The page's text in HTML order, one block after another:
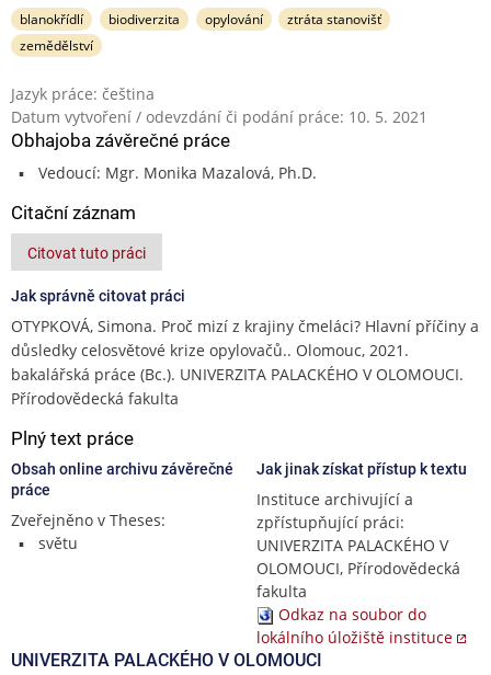
blanokřídlí biodiverzita opylování
ztráta stanovišť
zemědělství
Jazyk práce: čeština
Datum vytvoření / odevzdání či podání práce: 10. 5. 2021
Obhajoba závěrečné práce
Vedoucí: Mgr. Monika Mazalová, Ph.D.
Citační záznam
Citovat tuto práci
Jak správně citovat práci
OTYPKOVÁ, Simona. Proč mizí z krajiny čmeláci? Hlavní příčiny a
důsledky celosvětové krize opylovačů.. Olomouc, 2021.
bakalářská práce (Bc.). UNIVERZITA PALACKÉHO V OLOMOUCI.
Přírodovědecká fakulta
Plný text práce
Obsah online archivu závěrečné
práce
Zveřejněno v Theses:
světu
Jak jinak získat přístup k textu
Instituce archivující a
zpřístupňující práci:
UNIVERZITA PALACKÉHO V
OLOMOUCI, Přírodovědecká
fakulta
Odkaz na soubor do
lokálního úložiště instituce
UNIVERZITA PALACKÉHO V OLOMOUCI